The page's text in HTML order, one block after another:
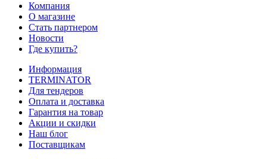
Компания
О магазине
Стать партнером
Новости
Где купить?
Информация
TERMINATOR
Для тендеров
Оплата и доставка
Гарантия на товар
Акции и скидки
Наш блог
Поставщикам